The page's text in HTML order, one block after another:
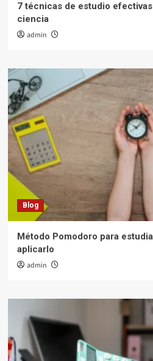
7 técnicas de estudio
ciencia
admin
Blog
Método Pomodoro para
aplicarlo
admin